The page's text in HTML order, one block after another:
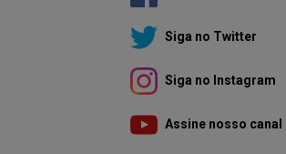
Siga no Twitter
Siga no Instagram
Assine nosso canal